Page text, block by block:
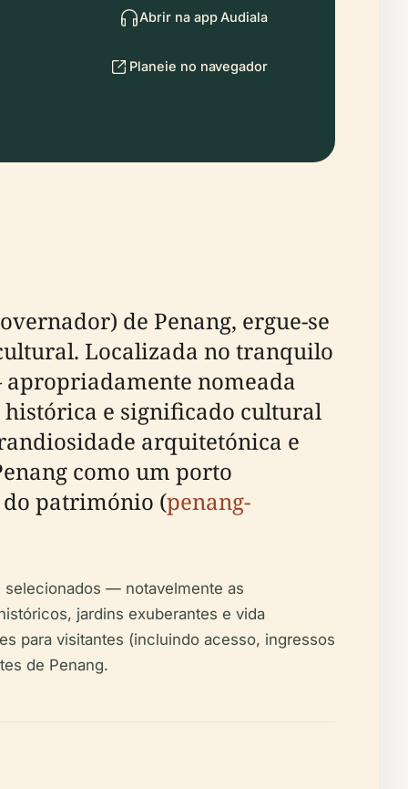
Abrir na app Audiala
Planeie no navegador
de Penang, ergue-se
Localizada no tranquilo
apropriadamente nomeada
e significado cultural
arquitetónica e
como um porto
do património (penang-
selecionados — notavelmente as
jardins exuberantes e vida
para visitantes (incluindo acesso, ingressos
de Penang.